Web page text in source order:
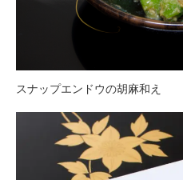
スナップエンドウの胡麻和え